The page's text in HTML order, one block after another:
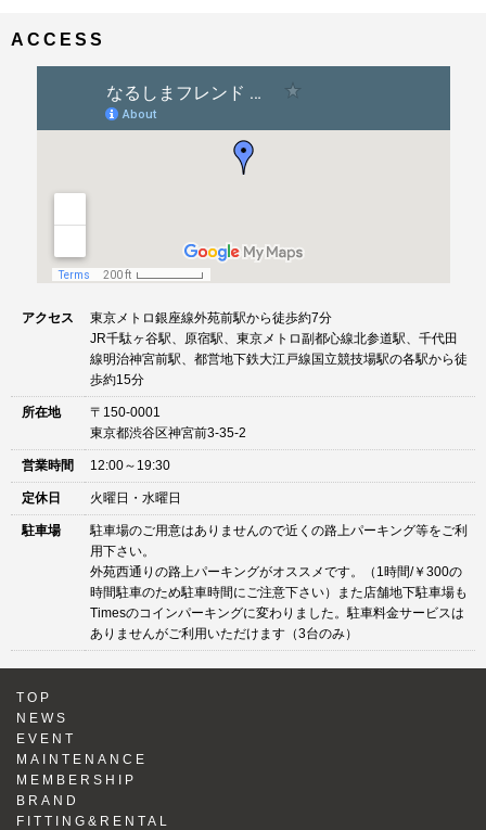
ゲACCESS
アクセス
東京メトロ銀座線外苑前駅から徒歩約7分
JR千駄ヶ谷駅、原宿駅、東京メトロ副都心線北参道駅、千代田
線明治神宮前駅、都営地下鉄大江戸線国立競技場駅の各駅から徒
歩約15分
所在地
〒150-0001
東京都渋谷区神宮前3-35-2
営業時間 12:00～19:30
定休日 火曜日・水曜日
駐車場
駐車場のご用意はありませんので近くの路上パーキング等をご利
用下さい。
外苑西通りの路上パーキングがオススメです。（1時間/￥300の
時間駐車のため駐車時間にご注意下さい）また店舗地下駐車場も
Timesのコインパーキングに変わりました。駐車料金サービスは
ありませんがご利用いただけます（3台のみ）
TOP
NEWS
EVENT
MAINTENANCE
MEMBERSHIP
BRAND
FITTING&RENTAL